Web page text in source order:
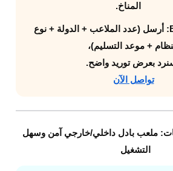
المناخ.
أرسل (عدد الملاعب + الدولة + نوع
+ موعد التسليم)،
بعرض توريد واضح.
تواصل الآن
ملعب بادل داخلي/خارجي آمن وسهل
التشغيل